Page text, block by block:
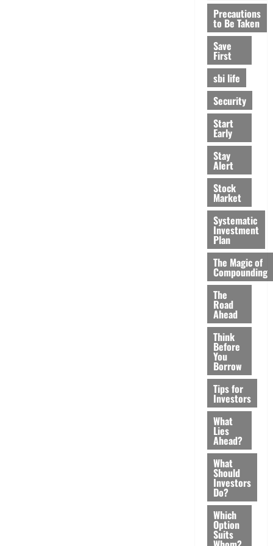
Precautions
to Be Taken
Save
First
sbi life
Security
Start
Early
Stay
Alert
Stock
Market
Systematic
Investment
Plan
The Magic of
Compounding
The
Road
Ahead
Think
Before
You
Borrow
Tips for
Investors
What
Lies
Ahead?
What
Should
Investors
Do?
Which
Option
Suits